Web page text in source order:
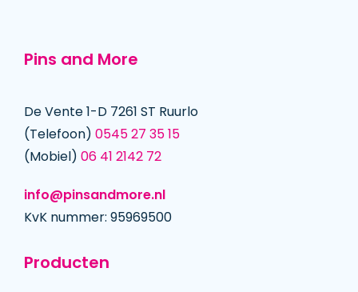
Pins and More
De Vente 1-D 7261 ST Ruurlo
(Telefoon) 0545 27 35 15
(Mobiel) 06 41 2142 72
info@pinsandmore.nl
KvK nummer: 95969500
Producten